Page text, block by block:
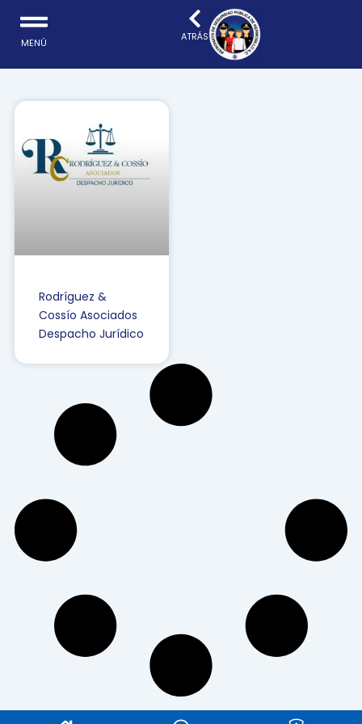
contenido
ATRÁS
MENÚ
Rodríguez &
Cossío Asociados
Despacho Jurídico